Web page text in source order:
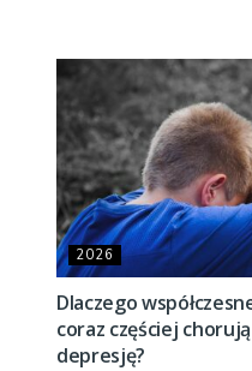
2026
Dlaczego
coraz częściej
depresję?